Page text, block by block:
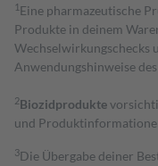
1 Eine pharmazeutische
Produkte in deinem
Wechselwirkungschecks
Anwendungshinweise
2Biozidprodukte
und
3Die Übergabe deiner